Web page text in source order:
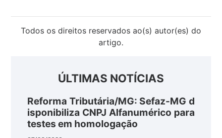
Todos os direitos reservados ao(s) autor(es) do
artigo.
ÚLTIMAS NOTÍCIAS
Reforma Tributária/MG: Sefaz-MG d
isponibiliza CNPJ Alfanumérico para
testes em homologação